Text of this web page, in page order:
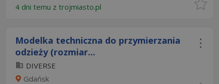
4 dni temu z trojmiasto.pl
Modelka techniczna do przymierzania
odzieży (rozmiar...
DIVERSE
Gdańsk